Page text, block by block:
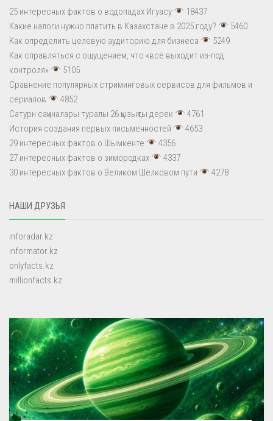
25 интересных фактов о водопадах Игуасу
18437
Какие налоги нужно платить в Казахстане в 2025 году?
5460
Как определить целевую аудиторию для бизнеса
5249
Как справляться с ощущением, что «всё выходит из-под
контроля»
5105
Сравнение популярных стриминговых сервисов для фильмов и
сериалов
4852
Сатурн сақиналары туралы 26 қызықты дерек
4761
История создания первых письменностей
4653
29 интересных фактов о Шымкенте
4356
27 интересных фактов о зимородках
4337
30 интересных фактов о Великом Шёлковом пути
4278
НАШИ ДРУЗЬЯ
inforadar.kz
informator.kz
onlyfacts.kz
millionfacts.kz